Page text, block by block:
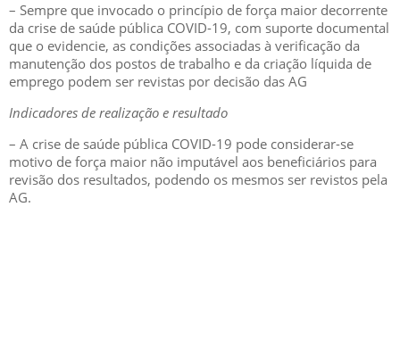
– Sempre que invocado o princípio de força maior decorrente
da crise de saúde pública COVID-19, com suporte documental
que o evidencie, as condições associadas à verificação da
manutenção dos postos de trabalho e da criação líquida de
emprego podem ser revistas por decisão das AG
Indicadores de realização e resultado
– A crise de saúde pública COVID-19 pode considerar-se
motivo de força maior não imputável aos beneficiários para
revisão dos resultados, podendo os mesmos ser revistos pela
AG.